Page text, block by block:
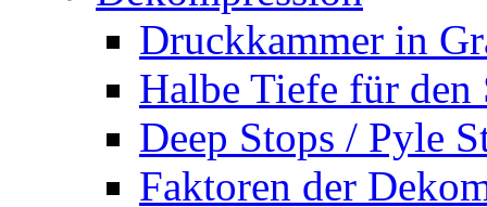
Druckkammer in
Halbe Tiefe für den
Deep Stops / Pyle
Faktoren der